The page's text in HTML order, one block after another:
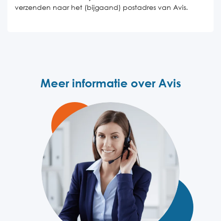
verzenden naar het (bijgaand) postadres van Avis.
Meer informatie over Avis